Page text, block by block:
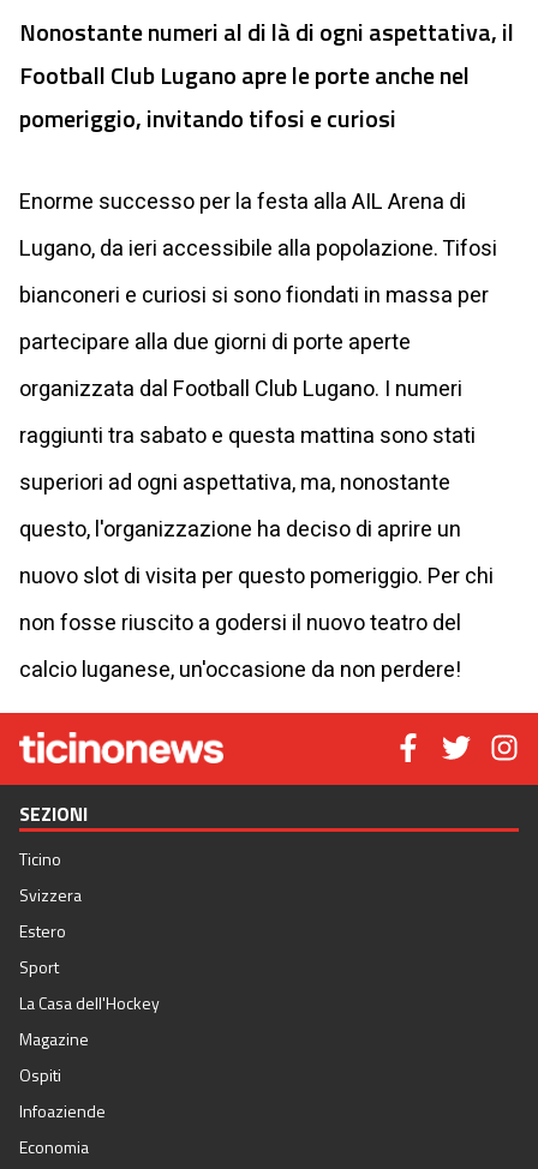
Nonostante numeri al di là di ogni aspettativa, il
Football Club Lugano apre le porte anche nel
pomeriggio, invitando tifosi e curiosi
Enorme successo per la festa alla AIL Arena di
Lugano, da ieri accessibile alla popolazione. Tifosi
bianconeri e curiosi si sono fiondati in massa per
partecipare alla due giorni di porte aperte
organizzata dal Football Club Lugano. I numeri
raggiunti tra sabato e questa mattina sono stati
superiori ad ogni aspettativa, ma, nonostante
questo, l'organizzazione ha deciso di aprire un
nuovo slot di visita per questo pomeriggio. Per chi
non fosse riuscito a godersi il nuovo teatro del
calcio luganese, un'occasione da non perdere!
SEZIONI
Ticino
Svizzera
Estero
Sport
La Casa dell'Hockey
Magazine
Ospiti
Infoaziende
Economia